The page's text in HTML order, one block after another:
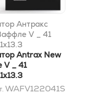
Антракс
V _ 41
Antrax New
V _ 41
WAFV122041S